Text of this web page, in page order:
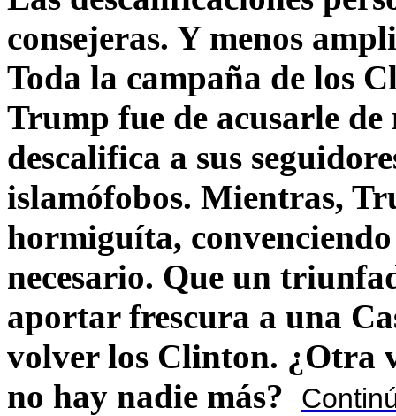
consejeras. Y menos
Toda la campaña de los
Trump fue de acusarle
descalifica a sus
islamófobos. Mientras,
hormiguíta,
necesario. Que un
aportar frescura a una
volver los Clinton. ¿Otra
no hay nadie más?